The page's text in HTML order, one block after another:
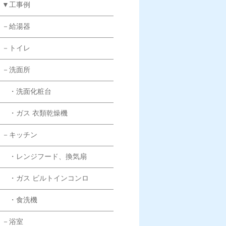
▼工事例
－給湯器
－トイレ
－洗面所
・洗面化粧台
・ガス 衣類乾燥機
－キッチン
・レンジフード、換気扇
・ガス ビルトインコンロ
・食洗機
－浴室